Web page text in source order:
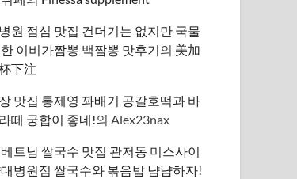
원 점심 맛집 건더기는 없지만 국물
이비가짬뽕 백짬뽕 맛후기의 美加
下注
맛집 통제영 꽈배기 공갈호떡과 바
떼 궁합이 좋네!의Alex23nax
트남 쌀국수 맛집 관저동 미스사이
병원점 쌀국수와 볶음밥 냠냠하자!